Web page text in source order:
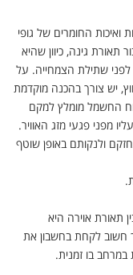
החומרים של גופי
גינה, כיוון שהיא
שתילת הצמחייה. על
יש צורך בהכנה מוקדמת
החשמל מומלץ למקם
מפני פגעי מזג האוויר.
ולנקותם באופן שוטף
.
תאורת אוירה היא
חשוב לקחת בחשבון את
בו זמנית.